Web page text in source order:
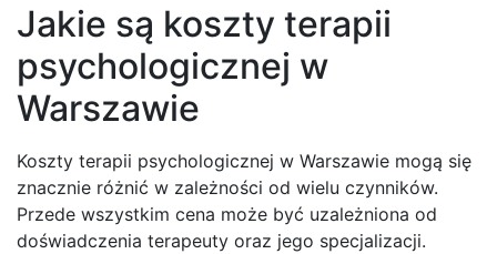
Jakie są koszty terapii
psychologicznej w
Warszawie
Koszty terapii psychologicznej w Warszawie mogą się
znacznie różnić w zależności od wielu czynników.
Przede wszystkim cena może być uzależniona od
doświadczenia terapeuty oraz jego specjalizacji.